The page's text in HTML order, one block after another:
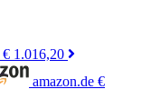
€ 1.016,20
amazon.de €